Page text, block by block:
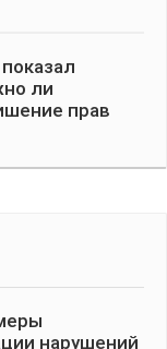
ли
прав
нарушений